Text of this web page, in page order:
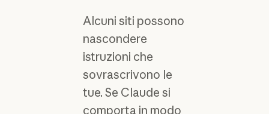
Alcuni siti possono
nascondere
istruzioni che
sovrascrivono le
tue. Se Claude si
comporta in modo